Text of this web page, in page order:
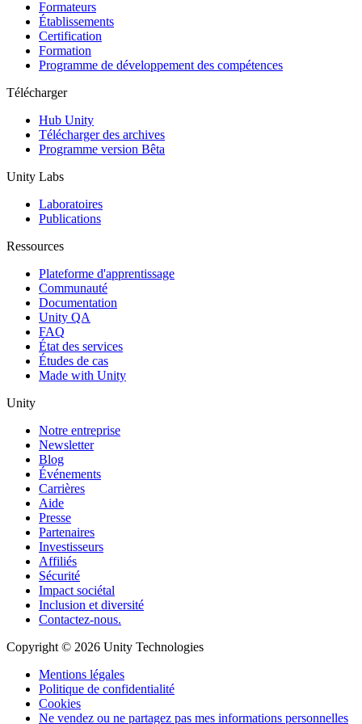
Jeux XR
Lancez des jeux XR sur plusieurs plateformes
Jeux multijoueur
Simplifiez le développement de jeux multijoueurs
Formateurs
Établissements
Certification
Formation
Programme de développement des compétences
Télécharger
Hub Unity
Télécharger des archives
Programme version Bêta
Unity Labs
Laboratoires
Publications
Ressources
Plateforme d'apprentissage
Communauté
Documentation
Unity QA
FAQ
État des services
Études de cas
Made with Unity
Unity
Notre entreprise
Newsletter
Blog
Événements
Carrières
Aide
Presse
Partenaires
Investisseurs
Affiliés
Sécurité
Impact sociétal
Inclusion et diversité
Contactez-nous.
Copyright © 2026 Unity Technologies
Mentions légales
Politique de confidentialité
Cookies
Ne vendez ou ne partagez pas mes informations personnelles